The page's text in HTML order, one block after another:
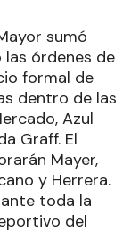
sumó
las órdenes de
formal de
dentro de las
Azul
Graff. El
Mayer,
y Herrera.
toda la
del